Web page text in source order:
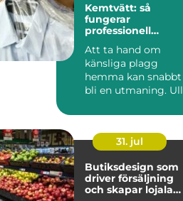
Kemtvätt: så
fungerar
professionell
Att ta hand om
känsliga plagg
hemma kan snabbt
bli en utmaning. Ull
som tapp...
31. jul
Butiksdesign som
driver försäljning
och skapar lojala